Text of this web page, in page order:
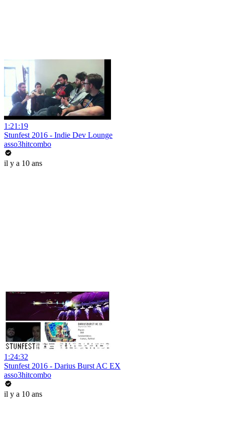
1:21:19
Stunfest 2016 - Indie Dev Lounge
asso3hitcombo
il y a 10 ans
1:24:32
Stunfest 2016 - Darius Burst AC EX
asso3hitcombo
il y a 10 ans